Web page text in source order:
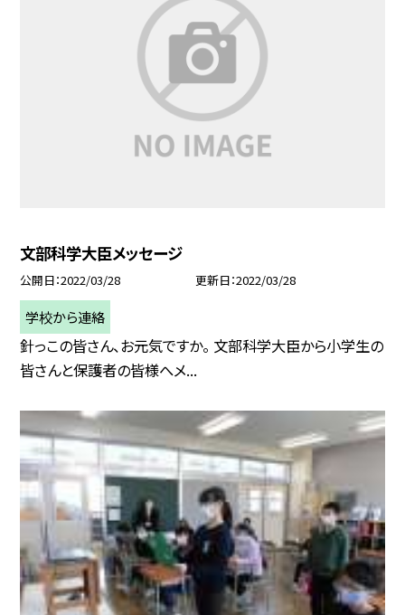
文部科学大臣メッセージ
公開日 2022/03/28 更新日 2022/03/28
学校から連絡
針っこの皆さん、お元気ですか。 文部科学大臣から小学生の
皆さんと保護者の皆様へメ...